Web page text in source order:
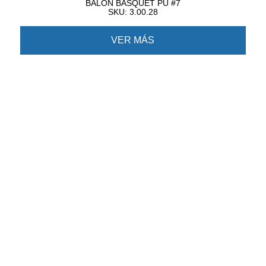
BALON BASQUET PU #7
SKU: 3.00.28
VER MÁS